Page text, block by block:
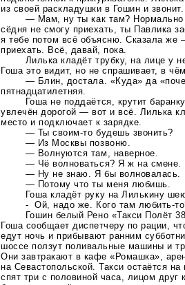
из своей раскладушки в Гошин и звонит.
— Мам, ну ты как там? Нормально
сёдня не смогу приехать, ты Павлика
я тебе потом всё объясню. Сказала же
приехать. Всё, давай, пока.
Лилька кладёт трубку, на лице у
Гоша это видит, но не спрашивает, в
— Блин, достала. «Куда» да
пятнадцатилетняя.
Гоша не поддаётся, крутит
увлечён дорогой — вот и всё. Лилька
место и подключает к зарядке.
— Тысвоим-то будешь звонить?
— Из Москвы позвоню.
— Волнуются там, наверное.
— Чё волноваться? Я ж на смене.
— Ну не знаю. Я бы волновалась.
— Потому что ты меня любишь.
Гоша кладёт руку на Лилькину
- Ой, надо же. Кого там любить-то
Гошин белый Рено «Такси Полёт
Гоша сообщает диспетчеру по рации,
едут ночь и прибывают ранним
шоссе ползут поливальные машины и
Они завтракают в кафе «Ромашка»,
на Севастопольской. Такси остаётся
спят три с половиной часа, лицом друг